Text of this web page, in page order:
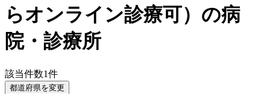
らオンライン診療可） の病
院・診療所
該当件数1件
都道府県を変更